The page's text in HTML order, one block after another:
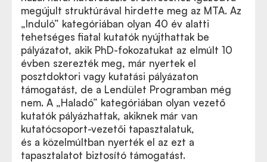
megújult struktúrával hirdette meg az MTA. Az
„Induló” kategóriában olyan 40 év alatti
tehetséges fiatal kutatók nyújthattak be
pályázatot, akik PhD-fokozatukat az elmúlt 10
évben szerezték meg, már nyertek el
posztdoktori vagy kutatási pályázaton
támogatást, de a Lendület Programban még
nem. A „Haladó” kategóriában olyan vezető
kutatók pályázhattak, akiknek már van
kutatócsoport-vezetői tapasztalatuk,
és a közelmúltban nyerték el az ezt a
tapasztalatot biztosító támogatást.